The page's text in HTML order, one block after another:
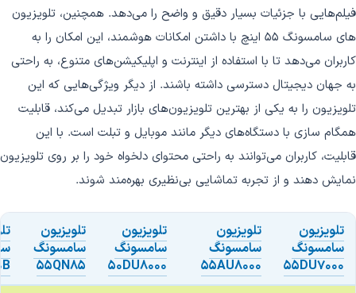
فیلم‌هایی با جزئیات بسیار دقیق و واضح را می‌دهد. همچنین، تلویزیون
های سامسونگ 55 اینچ با داشتن امکانات هوشمند، این امکان را به
کاربران می‌دهد تا با استفاده از اینترنت و اپلیکیشن‌های متنوع، به راحتی
به جهان دیجیتال دسترسی داشته باشند. از دیگر ویژگی‌هایی که این
تلویزیون را به یکی از بهترین تلویزیون‌های بازار تبدیل می‌کند، قابلیت
همگام سازی با دستگاه‌های دیگر مانند موبایل و تبلت است. با این
قابلیت، کاربران می‌توانند به راحتی محتوای دلخواه خود را بر روی تلویزیون
نمایش دهند و از تجربه تماشایی بی‌نظیری بهره‌مند شوند.
تلویزیون
سامسونگ
55DU7000
تلویزیون
سامسونگ
55AU8000
تلویزیون
سامسونگ
50DU8000
تلویزیون
سامسونگ
55QN85